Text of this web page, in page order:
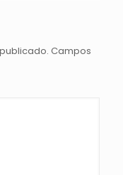
Campos